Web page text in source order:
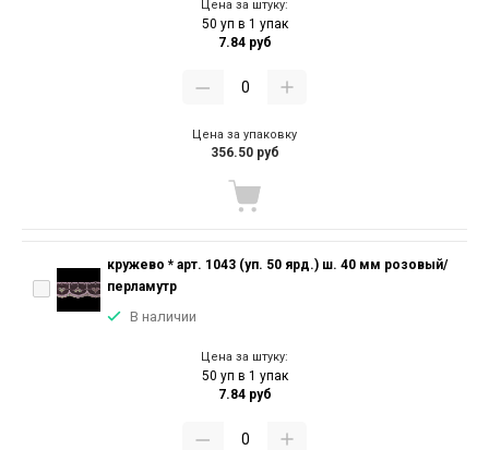
Цена за штуку:
50 уп в 1 упак
7.84 руб
Цена за упаковку
356.50 руб
кружево * арт. 1043 (уп. 50 ярд.) ш. 40 мм розовый/
перламутр
В наличии
Цена за штуку:
50 уп в 1 упак
7.84 руб